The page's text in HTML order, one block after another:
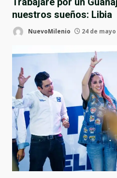
nuestros sueños: Libia
NuevoMilenio 24 de